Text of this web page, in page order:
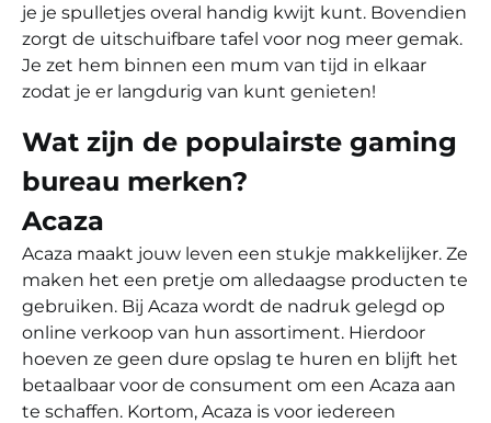
je je spulletjes overal handig kwijt kunt. Bovendien
zorgt de uitschuifbare tafel voor nog meer gemak.
Je zet hem binnen een mum van tijd in elkaar
zodat je er langdurig van kunt genieten!
Wat zijn de populairste gaming
bureau merken?
Acaza
Acaza maakt jouw leven een stukje makkelijker. Ze
maken het een pretje om alledaagse producten te
gebruiken. Bij Acaza wordt de nadruk gelegd op
online verkoop van hun assortiment. Hierdoor
hoeven ze geen dure opslag te huren en blijft het
betaalbaar voor de consument om een Acaza aan
te schaffen. Kortom, Acaza is voor iedereen